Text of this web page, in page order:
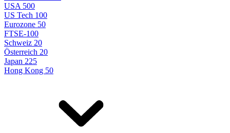
USA 500
US Tech 100
Eurozone 50
FTSE-100
Schweiz 20
Österreich 20
Japan 225
Hong Kong 50